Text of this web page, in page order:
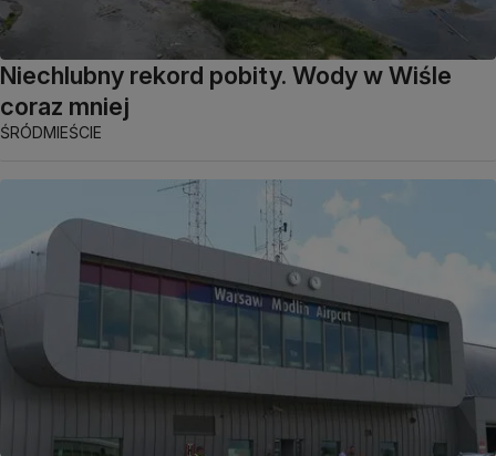
Niechlubny rekord pobity. Wody w Wiśle
coraz mniej
ŚRÓDMIEŚCIE